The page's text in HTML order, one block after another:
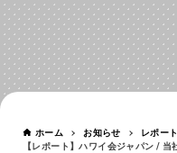
お知らせ
NEWS
ホーム お知らせ
レポート
【レポート】ハワイ会ジャパン /